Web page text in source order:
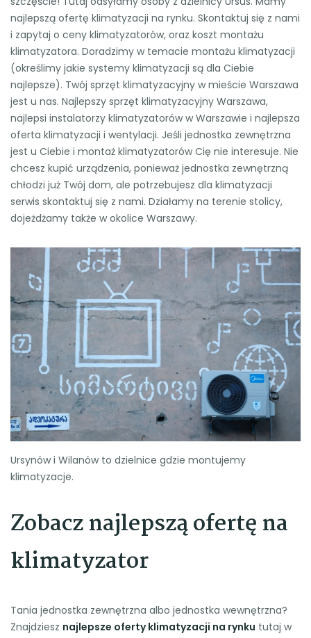
najlepszą ofertę klimatyzacji na rynku. Skontaktuj się z nami
i zapytaj o ceny klimatyzatorów, oraz koszt montażu
klimatyzatora. Doradzimy w temacie montażu klimatyzacji
(określimy jakie systemy klimatyzacji są dla Ciebie
najlepsze). Twój sprzęt klimatyzacyjny w mieście Warszawa
jest u nas. Najlepszy sprzęt klimatyzacyjny Warszawa,
najlepsi instalatorzy klimatyzatorów w Warszawie i najlepsza
oferta klimatyzacji i wentylacji. Jeśli jednostka zewnętrzna
jest u Ciebie i montaż klimatyzatorów Cię nie interesuje. Nie
chcesz kupić urządzenia, ponieważ jednostka zewnętrzną
chłodzi już Twój dom, ale potrzebujesz dla klimatyzacji
serwis skontaktuj się z nami. Działamy na terenie stolicy,
dojeżdżamy także w okolice Warszawy.
Ursynów i Wilanów to dzielnice gdzie montujemy
klimatyzacje.
Zobacz najlepszą ofertę na
klimatyzator
Tania jednostka zewnętrzna albo jednostka wewnętrzna?
Znajdziesz najlepsze oferty klimatyzacji na rynku tutaj w